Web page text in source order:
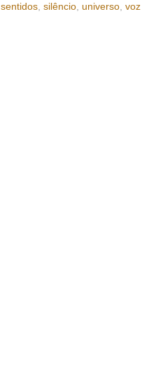
sentidos silêncio universo voz